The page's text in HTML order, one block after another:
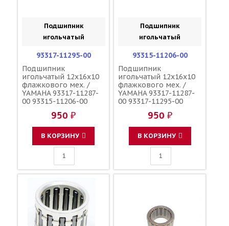
Подшипник
игольчатый
93317-11295-00
Подшипник
игольчатый 12x16x10
флажкового мех. /
YAMAHA 93317-11287-
00 93315-11206-00
950 ₽
В КОРЗИНУ
Подшипник
игольчатый
93315-11206-00
Подшипник
игольчатый 12x16x10
флажкового мех. /
YAMAHA 93317-11287-
00 93317-11295-00
950 ₽
В КОРЗИНУ